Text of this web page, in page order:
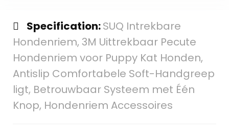
Specification:SUQ Intrekbare
Hondenriem, 3M Uittrekbaar Pecute
Hondenriem voor Puppy Kat Honden,
Antislip Comfortabele Soft-Handgreep
ligt, Betrouwbaar Systeem met Één
Knop, Hondenriem Accessoires